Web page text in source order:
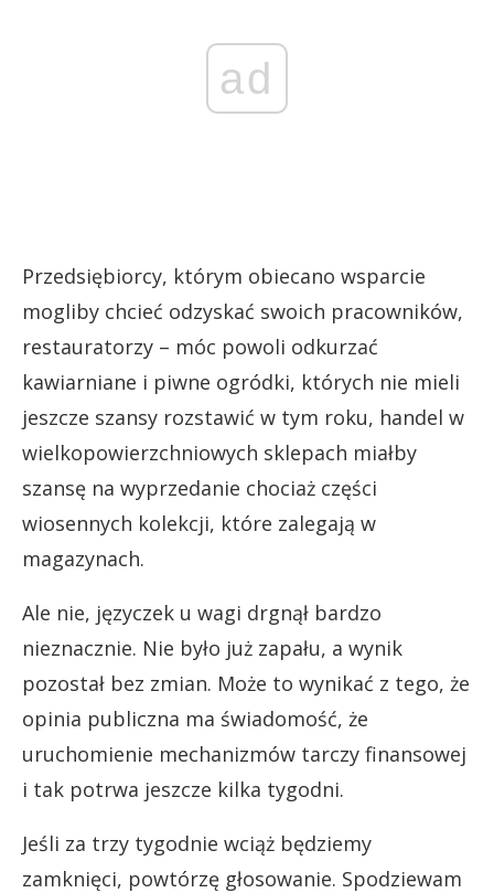
ad
Przedsiębiorcy, którym obiecano wsparcie
mogliby chcieć odzyskać swoich pracowników,
restauratorzy – móc powoli odkurzać
kawiarniane i piwne ogródki, których nie mieli
jeszcze szansy rozstawić w tym roku, handel w
wielkopowierzchniowych sklepach miałby
szansę na wyprzedanie chociaż części
wiosennych kolekcji, które zalegają w
magazynach.
Ale nie, języczek u wagi drgnął bardzo
nieznacznie. Nie było już zapału, a wynik
pozostał bez zmian. Może to wynikać z tego, że
opinia publiczna ma świadomość, że
uruchomienie mechanizmów tarczy finansowej
i tak potrwa jeszcze kilka tygodni.
Jeśli za trzy tygodnie wciąż będziemy
zamknięci, powtórzę głosowanie. Spodziewam